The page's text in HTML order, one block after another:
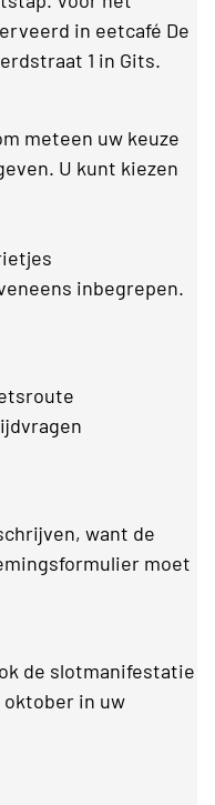
in eetcafé De
1 in Gits.
meteen uw keuze
U kunt kiezen
inbegrepen.
want de
moet
de slotmanifestatie
in uw